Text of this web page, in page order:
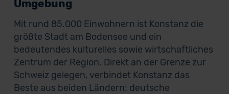
Umgebung
Mit rund 85.000 Einwohnern ist Konstanz die
größte Stadt am Bodensee und ein
bedeutendes kulturelles sowie wirtschaftliches
Zentrum der Region. Direkt an der Grenze zur
Schweiz gelegen, verbindet Konstanz das
Beste aus beiden Ländern: deutsche